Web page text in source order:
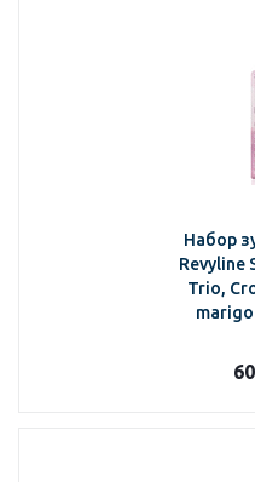
Набор
Revyline
Trio,